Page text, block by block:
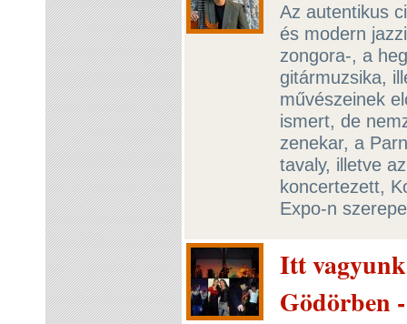
Az autentikus
és modern
zongora-, a
gitármuzsika,
művészeinek
ismert, de
zenekar, a
tavaly, illetve
koncertezett,
Expo-n
Itt
Gödörben